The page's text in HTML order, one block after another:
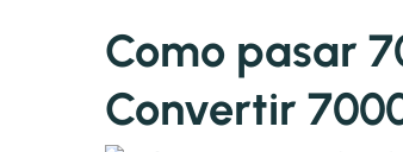
Como pasar
Convertir